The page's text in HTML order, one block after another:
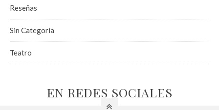
Reseñas
Sin Categoría
Teatro
EN REDES SOCIALES